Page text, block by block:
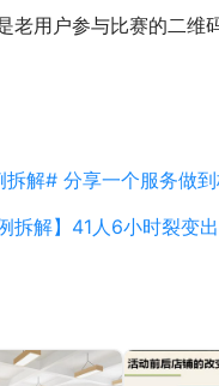
老用户参与比赛的二维
# 分享一个服务做到极致引发客
例拆解】41人6小时裂变